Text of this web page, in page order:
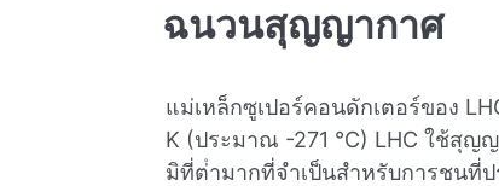
ฉนวนสุญญากาศ
แม่เหล็กซูเปอร์คอนดักเตอร์ของ
K (ประมาณ -271 °C) LHC ใช้สุ
มิที่ต่ํามากที่จําเป็นสําหรับการชนที่ป